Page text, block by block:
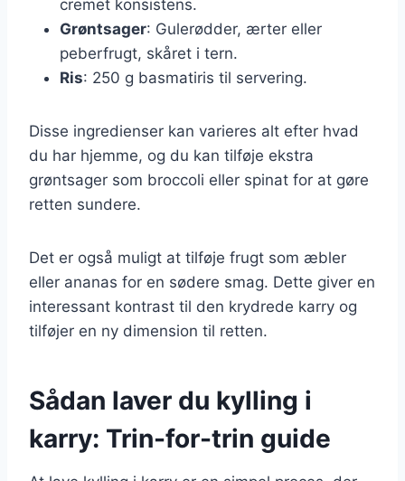
cremet konsistens.
Grøntsager: Gulerødder, ærter eller
peberfrugt, skåret i tern.
Ris: 250 g basmatiris til servering.
Disse ingredienser kan varieres alt efter hvad
du har hjemme, og du kan tilføje ekstra
grøntsager som broccoli eller spinat for at gøre
retten sundere.
Det er også muligt at tilføje frugt som æbler
eller ananas for en sødere smag. Dette giver en
interessant kontrast til den krydrede karry og
tilføjer en ny dimension til retten.
Sådan laver du kylling i
karry: Trin-for-trin guide